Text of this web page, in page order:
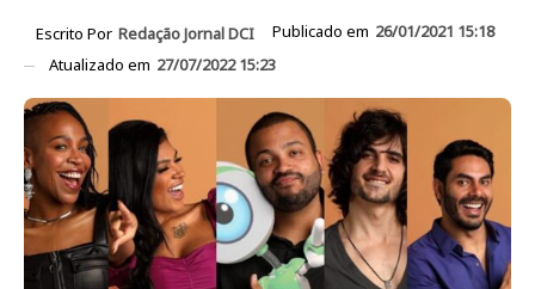
Escrito Por Redação Jornal DCI Publicado em 26/01/2021 15:18
Atualizado em 27/07/2022 15:23